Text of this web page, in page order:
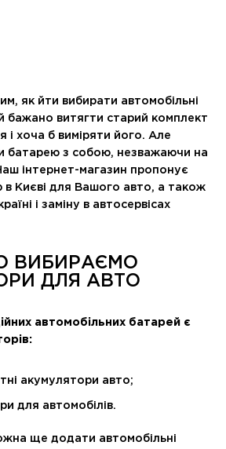
як йти вибирати автомобільні
бажано витягти старий комплект
і хоча б виміряти його. Але
батарею з собою, незважаючи на
інтернет-магазин пропонує
в Києві для Вашого авто, а також
і заміну в автосервісах
ВИБИРАЄМО
ДЛЯ АВТО
автомобільних батарей є
акумулятори авто;
для автомобілів.
ще додати автомобільні